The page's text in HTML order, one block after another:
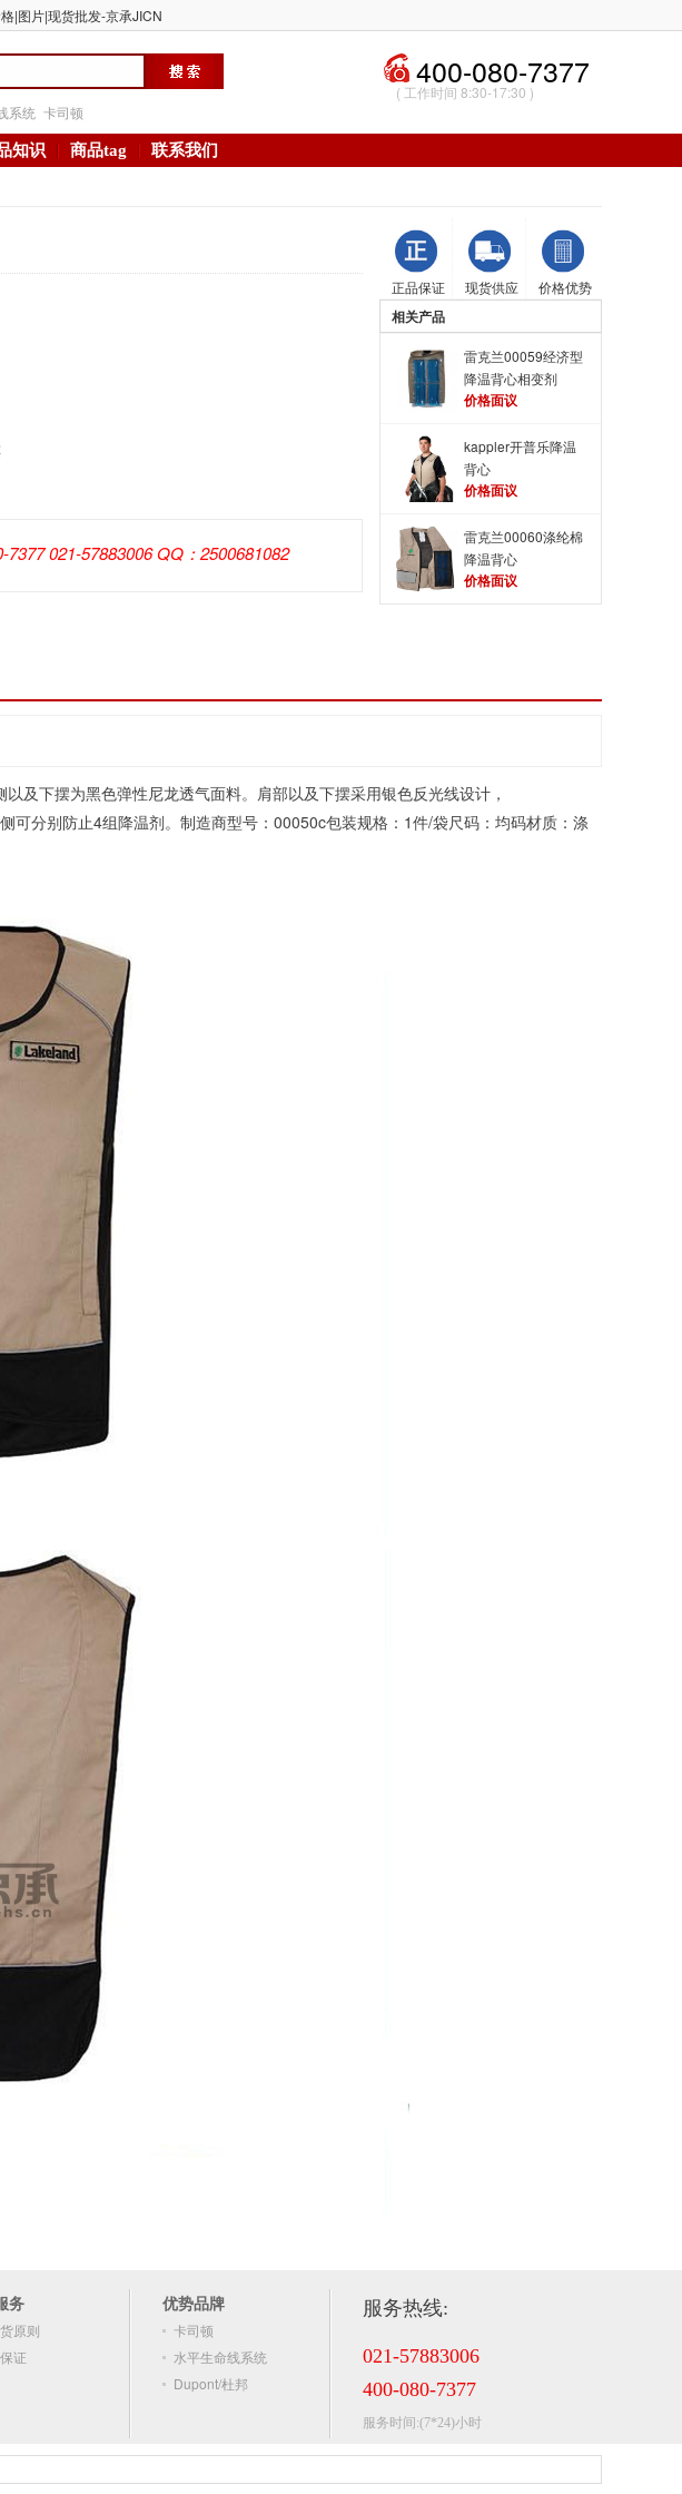
|图片|现货批发-京承JICN
系统 卡司顿
400-080-7377
( 工作时间 8:30-17:30 )
知识 商品tag 联系我们
7377 021-57883006 QQ：2500681082
正品保证 现货供应 价格优势
相关产品
雷克兰00059经济型
降温背心相变剂
价格面议
kappler开普乐降温
背心
价格面议
雷克兰00060涤纶棉
降温背心
价格面议
以及下摆为黑色弹性尼龙透气面料。肩部以及下摆采用银色反光线设计，
可分别防止4组降温剂。制造商型号：00050c包装规格：1件/袋尺码：均码材质：涤
务
原则
证
优势品牌
卡司顿
水平生命线系统
Dupont/杜邦
服务热线:
021-57883006
400-080-7377
服务时间:(7*24)小时